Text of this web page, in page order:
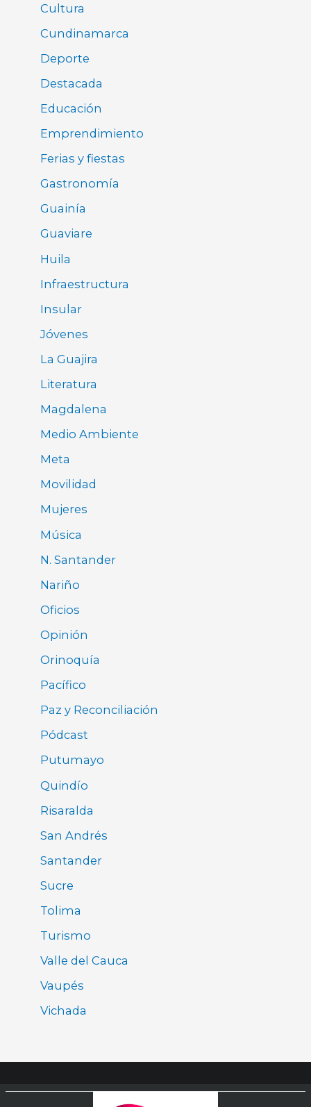
Cultura
Cundinamarca
Deporte
Destacada
Educación
Emprendimiento
Ferias y fiestas
Gastronomía
Guainía
Guaviare
Huila
Infraestructura
Insular
Jóvenes
La Guajira
Literatura
Magdalena
Medio Ambiente
Meta
Movilidad
Mujeres
Música
N. Santander
Nariño
Oficios
Opinión
Orinoquía
Pacífico
Paz y Reconciliación
Pódcast
Putumayo
Quindío
Risaralda
San Andrés
Santander
Sucre
Tolima
Turismo
Valle del Cauca
Vaupés
Vichada